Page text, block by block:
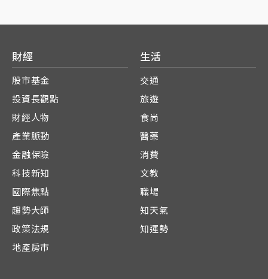
財經
股市基金
投資長觀點
財經人物
產業脈動
金融保險
科技新知
國際焦點
趨勢大師
政策法規
地產房市
生活
交通
旅遊
食尚
醫藥
消費
文教
職場
知天氣
知運勢